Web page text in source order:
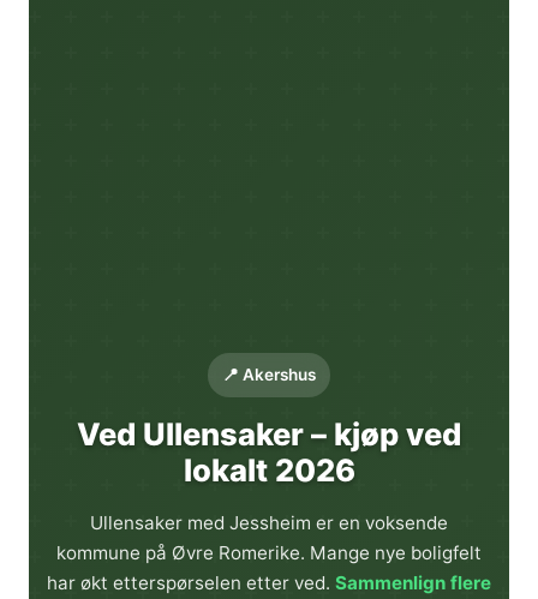
📍 Akershus
Ved Ullensaker – kjøp ved
lokalt 2026
Ullensaker med Jessheim er en voksende
kommune på Øvre Romerike. Mange nye boligfelt
har økt etterspørselen etter ved. Sammenlign flere